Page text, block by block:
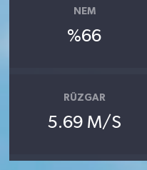
NEM
%66
RÜZGAR
5.69 M/S